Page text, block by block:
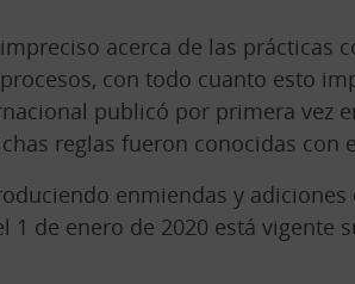
acerca de las prácticas
con todo cuanto esto
publicó por primera vez
reglas fueron conocidas con
enmiendas y
1 de enero de 2020 está